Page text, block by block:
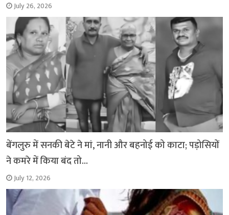
July 26, 2026
बेंगलुरु में सनकी बेटे ने मां, नानी और बहनोई को काटा; पड़ोसियों
ने कमरे में किया बंद तो…
July 12, 2026